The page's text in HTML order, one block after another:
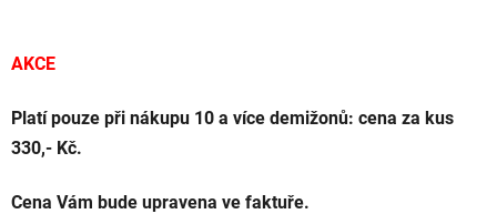
AKCE
Platí pouze při nákupu 10 a více demižonů: cena za kus
330,- Kč.
Cena Vám bude upravena ve faktuře.